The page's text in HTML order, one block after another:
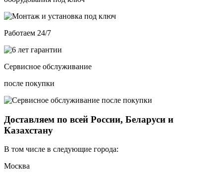
Работаем 24/7
Сервисное обслуживание
после покупки
Доставляем по всей России, Беларуси и
Казахстану
В том числе в следующие города:
Москва